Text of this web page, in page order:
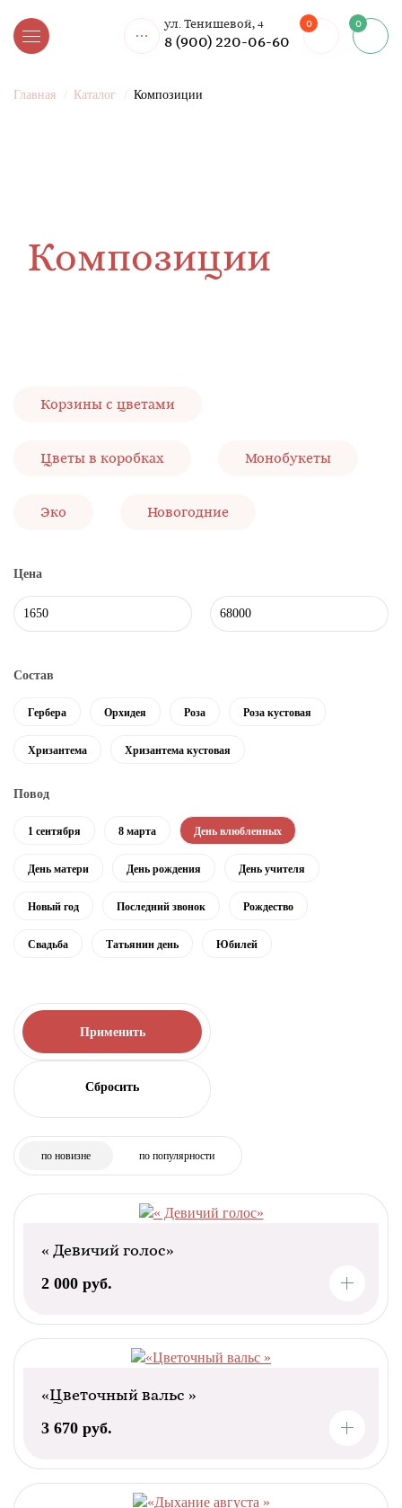
ул. Тенишевой, 4
8 (900) 220-06-60
0 0
Главная Каталог Композиции
Композиции
Корзины с цветами
Цветы в коробках Монобукеты
Эко Новогодние
Цена
Состав
Гербера Орхидея Роза Роза кустовая
Хризантема Хризантема кустовая
Повод
1 сентября 8 марта День влюбленных
День матери День рождения День учителя
Новый год Последний звонок Рождество
Свадьба Татьянин день Юбилей
Применить
по новизне по популярности
« Девичий голос»
2 000 руб.
«Цветочный вальс »
3 670 руб.